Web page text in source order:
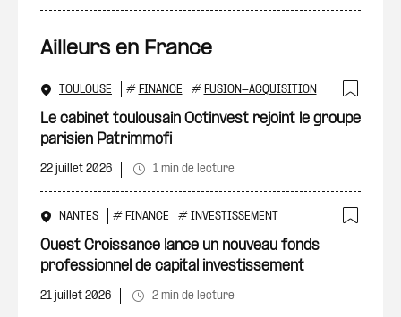
Ailleurs en France
TOULOUSE # FINANCE # FUSION-ACQUISITION
Le cabinet toulousain Octinvest rejoint le groupe
parisien Patrimmofi
22 juillet 2026 1 min de lecture
NANTES # FINANCE # INVESTISSEMENT
Ouest Croissance lance un nouveau fonds
professionnel de capital investissement
21 juillet 2026 2 min de lecture